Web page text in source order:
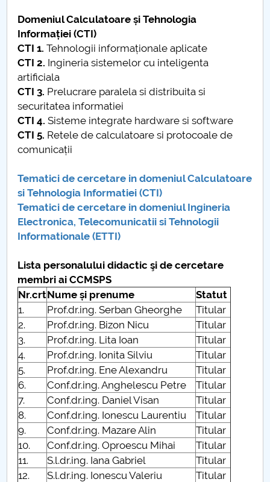
Domeniul Calculatoare și Tehnologia
Informației (CTI)
CTI 1. Tehnologii informaționale aplicate
CTI 2. Ingineria sistemelor cu inteligenta
artificiala
CTI 3. Prelucrare paralela si distribuita si
securitatea informatiei
CTI 4. Sisteme integrate hardware si software
CTI 5. Retele de calculatoare si protocoale de
comunicații
Tematici de cercetare in domeniul Calculatoare
si Tehnologia Informatiei (CTI)
Tematici de cercetare in domeniul Ingineria
Electronica, Telecomunicatii si Tehnologii
Informationale (ETTI)
Lista personalului didactic şi de cercetare
membri ai CCMSPS
Nr.crtNume și prenume
Statut
1.
Prof.dr.ing. Serban Gheorghe
Titular
2.
Prof.dr.ing. Bizon Nicu
Titular
3.
Prof.dr.ing. Lita Ioan
Titular
4.
Prof.dr.ing. Ionita Silviu
Titular
5.
Prof.dr.ing. Ene Alexandru
Titular
6.
Conf.dr.ing. Anghelescu Petre
Titular
7.
Conf.dr.ing. Daniel Visan
Titular
8.
Conf.dr.ing. Ionescu Laurentiu
Titular
9.
Conf.dr.ing. Mazare Alin
Titular
10.
Conf.dr.ing. Oproescu Mihai
Titular
11.
S.l.dr.ing. Iana Gabriel
Titular
12.
S.l.dr.ing. Ionescu Valeriu
Titular